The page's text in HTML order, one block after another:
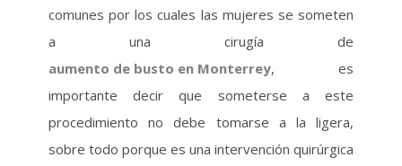
comunes por los cuales las mujeres se someten
a una cirugía de
aumento de busto en Monterrey, es
importante decir que someterse a este
procedimiento no debe tomarse a la ligera,
sobre todo porque es una intervención quirúrgica